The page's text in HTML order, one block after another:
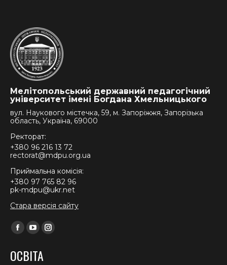
Мелітопольський державний педагогічний
університет імені Богдана Хмельницького
вул. Наукового містечка, 59, м. Запоріжжя, Запорізька
область, Україна, 69000
Ректорат:
+380 96 216 13 72
rectorat@mdpu.org.ua
Приймальна комісія:
+380 97 765 82 96
pk-mdpu@ukr.net
Стара версія сайту
Find us on:
Facebook
opens
YouTube
opens
Instagram
ОСВІТА